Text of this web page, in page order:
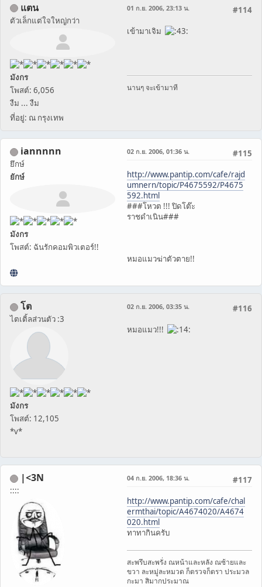
แตน
ตัวเล็กแต่ใจใหญ่กว่า
มังกร
โพสต์: 6,056
งืม ... งืม
ที่อยู่: ณ กรุงเทพ
#114
01 ก.ย. 2006, 23:13 น.
เข้ามาเจิม
นานๆ จะเข้ามาที
iannnnn
ยึกษ์
ยักษ์
มังกร
โพสต์: ฉันรักคอมพิวเตอร์!!
#115
02 ก.ย. 2006, 01:36 น.
http://www.pantip.com/cafe/rajd
umnern/topic/P4675592/P4675
592.html
###โหวต !!! ปิดโต๊ะ
ราชดำเนิน###
หมอแมวฆ่าตัวตาย!!
โต
ไตเติ้ลส่วนตัว :3
มังกร
โพสต์: 12,105
*v*
#116
02 ก.ย. 2006, 03:35 น.
หมอแมว!!!
|<3N
::::
#117
04 ก.ย. 2006, 18:36 น.
http://www.pantip.com/cafe/chal
ermthai/topic/A4674020/A4674
020.html
ทาทากินครับ
สะพรึบสะพรั่ง ณหน้าและหลัง ณซ้ายและ
ขวา ละหมู่ละหมวด ก็ตรวจก็ตรา ประมวล
กะมา สิมากประมาณ